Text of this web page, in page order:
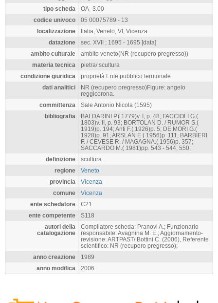
tipo scheda
OA_3.00
codice univoco
05 00075789 - 13
localizzazione
Italia, Veneto, VI, Vicenza
datazione
sec. XVII ; 1695 - 1695 [data]
ambito culturale
ambito veneto(NR (recupero pregresso))
materia tecnica
pietra/ scultura
condizione giuridica
proprietà Ente pubblico territoriale
dati analitici
NR (recupero pregresso)Figure: angelo
reggicorona.
committenza
Sale Antonio Nicola (1595)
bibliografia
BALDARINI P.( 1779)v. I, p. 48; FACCIOLI G.(
1803)v. II, p. 93; BORTOLAN D. / RUMOR S.(
1919)p. 194; Anti F.( 1926)p. 5; DE MORI G.(
1928)p. 91; ARSLAN E.( 1956)p. 111; BARBIERI
F. / CEVESE R. / MAGAGNA.( 1956)p. 357;
SACCARDO M.( 1981)pp. 543 - 544, 550;
definizione
scultura
regione
Veneto
provincia
Vicenza
comune
Vicenza
ente schedatore
C21
ente competente
S118
autori della
catalogazione
Compilatore scheda: Pranovi A.; Funzionario
responsabile: Avagnina M. E.; Aggiornamento-
revisione: ARTPAST/ Bottini C. (2006), Referente
scientifico: NR (recupero pregresso);
anno creazione
1989
anno modifica
2006